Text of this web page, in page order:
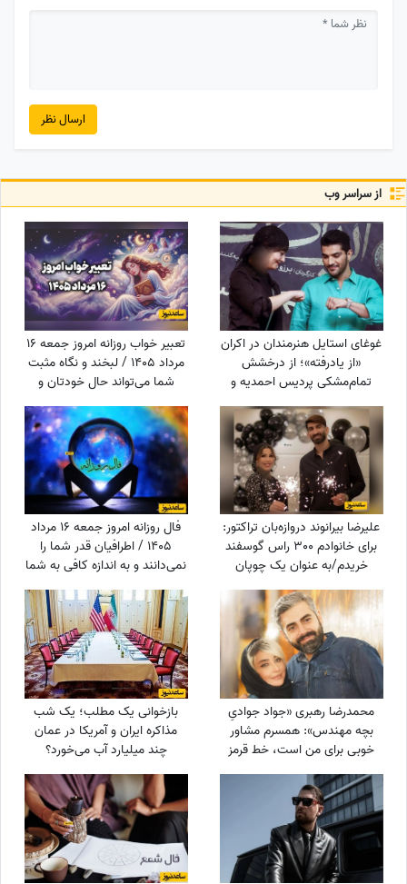
ارسال نظر
از سراسر وب
غوغای استایل هنرمندان در اکران
«از یادرفته»؛ از درخشش
تمام‌مشکی پردیس احمدیه و
سینا مهراد و مجید مظفری
تعبیر خواب روزانه امروز جمعه 16
مرداد 1405 / لبخند و نگاه مثبت
شما می‌تواند حال خودتان و
علیرضا بیرانوند دروازه‌بان تراکتور:
برای خانوادم 300 راس گوسفند
خریدم/به عنوان یک چوپان
همیشه سنگ در دستانم بود تا از
گوسفندان مراقبت کنم
فال روزانه امروز جمعه 16 مرداد
1405 / اطرافیان قدر شما را
نمی‌دانند و به اندازه کافی به شما
ارزش نمی‌دهند، اما به زودی
متوجه می‌شوید که ...
محمدرضا رهبری «جواد جوادیِ
بچه مهندس»: همسرم مشاور
خوبی برای من است، خط قرمز
من خانوادمه/عروسی خواهرم
دائم استرس داشتم که مبادا
فیلم یا عکسی از من گرفته شود
و بعدا برای من دردسر ایجاد کند!
بازخوانی یک مطلب؛ یک شب
مذاکره ایران و آمریکا در عمان
چند میلیارد آب می‌خورد؟